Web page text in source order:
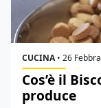
CUCINA• 26
Cos’è il
produce